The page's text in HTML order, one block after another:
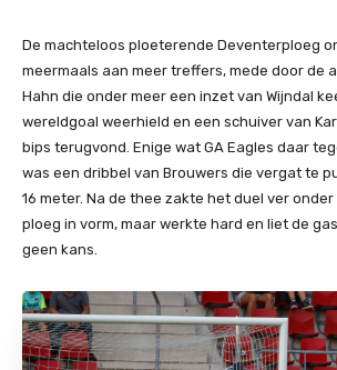
De machteloos ploeterende Deventerploeg
meermaals aan meer treffers, mede door de
Hahn die onder meer een inzet van Wijndal
wereldgoal weerhield en een schuiver van
bips terugvond. Enige wat GA Eagles daar
was een dribbel van Brouwers die vergat te
16 meter. Na de thee zakte het duel ver onder
ploeg in vorm, maar werkte hard en liet de
geen kans.